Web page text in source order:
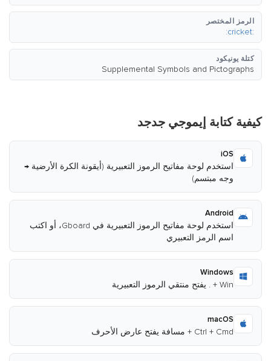
الرمز المختصر
:cricket:
كتلة يونيكود
Supplemental Symbols and Pictographs
كيفية كتابة إيموجي جدجد
iOS
استخدم لوحة مفاتيح الرموز التعبيرية (أيقونة الكرة الأرضية →
وجه مبتسم)
Android
استخدم لوحة مفاتيح الرموز التعبيرية في Gboard، أو اكتب
اسم الرمز التعبيري
Windows
Win + . يفتح منتقي الرموز التعبيرية
macOS
Ctrl + Cmd + مسافة يفتح عارض الأحرف